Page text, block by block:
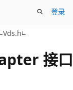
登录
Vds.h
接口